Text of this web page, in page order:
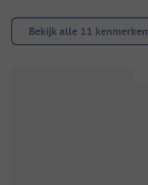
Bekijk alle 11 kenmerken